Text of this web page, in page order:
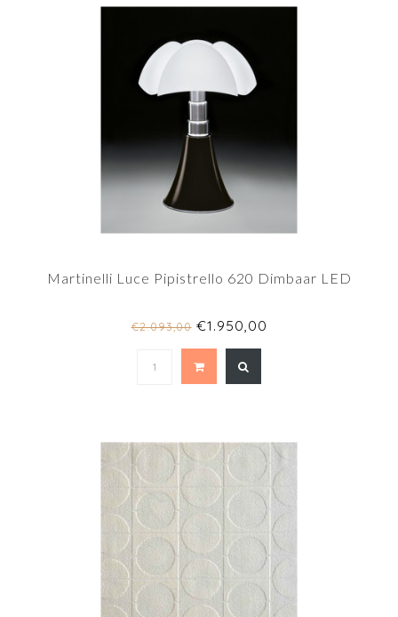
Martinelli Luce Pipistrello 620 Dimbaar LED
€2.093,00€1.950,00